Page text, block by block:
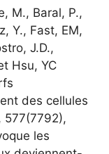
M., Baral, P.,
Y., Fast, EM,
J.D.,
Hsu, YC
des cellules
577(7792),
les